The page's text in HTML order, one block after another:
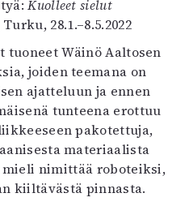
Kuolleet sielut
28.1.–8.5.2022
tuoneet Wäinö Aaltosen
joiden teemana on
ajatteluun ja ennen
tunteena erottuu
pakotettuja,
materiaalista
nimittää roboteiksi,
kiiltävästä pinnasta.